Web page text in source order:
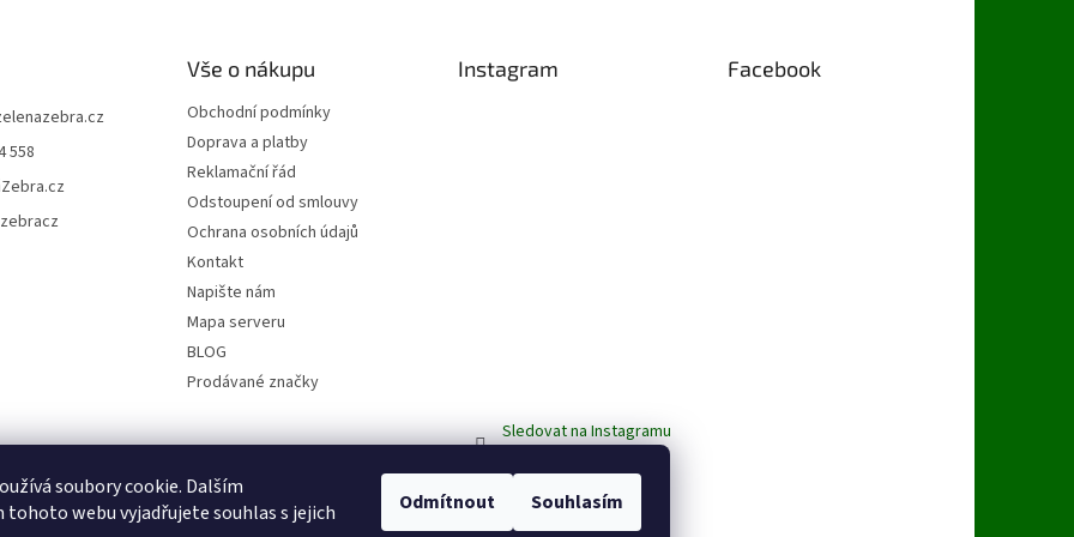
soubory cookie. Dalším
tohoto webu vyjadřujete souhlas s jejich
Odmítnout Souhlasím
558
Vše o nákupu
Obchodní podmínky
Doprava a platby
Reklamační řád
Odstoupení od smlouvy
Ochrana osobních údajů
Kontakt
Napište nám
Mapa serveru
BLOG
Prodávané značky
Instagram
Sledovat na Instagramu
Facebook